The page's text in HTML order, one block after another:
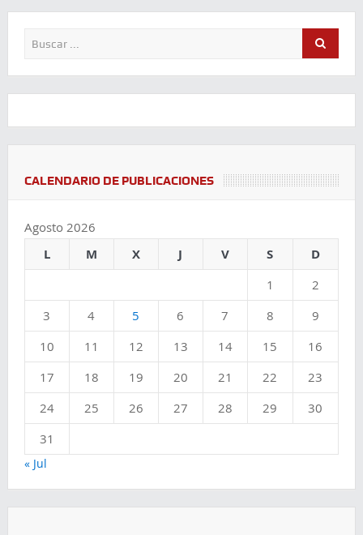
CALENDARIO DE PUBLICACIONES
Agosto 2026
L M X J V S D
1
2
3
4 5 6 7 8
9
10
11 12 13 14 15
16
17
18 19 20 21 22
23
24
25 26 27 28 29
30
31
« Jul